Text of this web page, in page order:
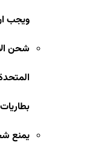
ويجب
شحن
بطاريات
يمنع